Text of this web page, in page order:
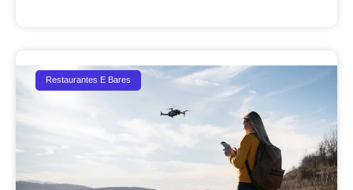
Restaurantes E Bares